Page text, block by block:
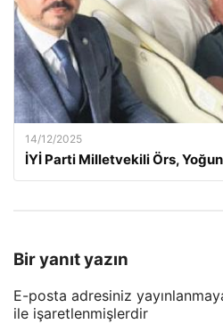
14/12/2025
İYİ Parti Milletvekili Örs,
Bir yanıt yazın
E-posta adresiniz
ile işaretlenmişlerdir